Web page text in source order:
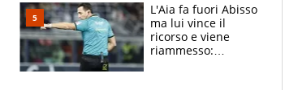
L'Aia fa fuori Abisso
ma lui vince il
ricorso e viene
riammesso: